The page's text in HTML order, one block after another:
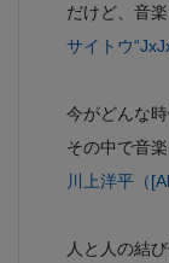
だけど、音
サイトウ
今がどんな
その中で音
川上洋平（
人と人の結